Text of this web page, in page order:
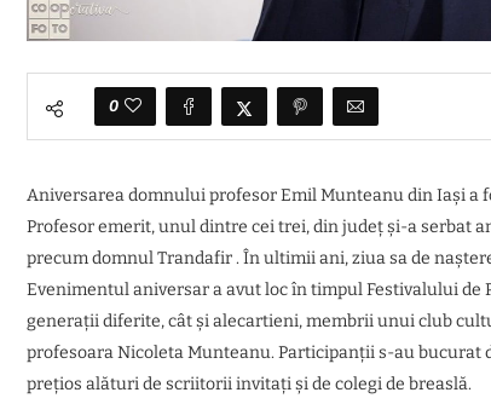
0
Aniversarea domnului profesor Emil Munteanu din Iași a
Profesor emerit, unul dintre cei trei, din județ și-a serbat
precum domnul Trandafir . În ultimii ani, ziua sa de
Evenimentul aniversar a avut loc în timpul Festivalului
generații diferite, cât și alecartieni, membrii unui club
profesoara Nicoleta Munteanu. Participanții s-au bucurat
prețios alături de scriitorii invitați și de colegi de breaslă.